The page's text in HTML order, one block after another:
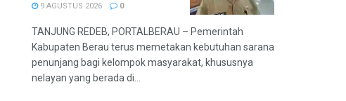
9 AGUSTUS 2026 0
TANJUNG REDEB, PORTALBERAU – Pemerintah
Kabupaten Berau terus memetakan kebutuhan sarana
penunjang bagi kelompok masyarakat, khususnya
nelayan yang berada di...